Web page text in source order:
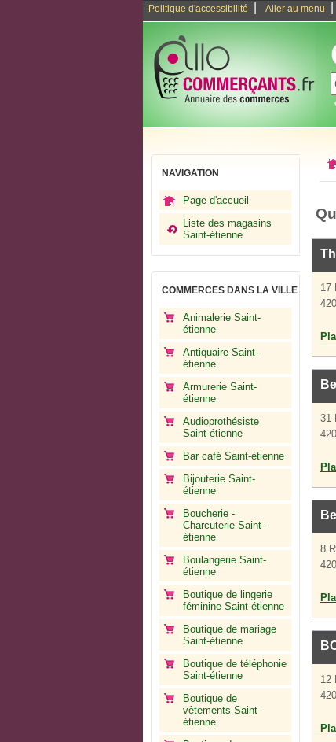
Politique d'accessibilité Aller au menu
NAVIGATION
Page d'accueil
Liste des magasins
Saint-étienne
COMMERCES DANS LA VILLE
Animalerie Saint-
étienne
Antiquaire Saint-
étienne
Armurerie Saint-
étienne
Audioprothésiste
Saint-étienne
Bar café Saint-étienne
Bijouterie Saint-
étienne
Boucherie -
Charcuterie Saint-
étienne
Boulangerie Saint-
étienne
Boutique de lingerie
féminine Saint-étienne
Boutique de mariage
Saint-étienne
Boutique de téléphonie
Saint-étienne
Boutique de
vêtements Saint-
étienne
17
31
8
12